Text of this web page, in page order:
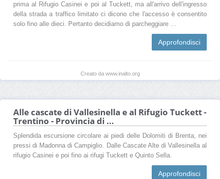
prima al Rifugio Casinei e poi al Tuckett, ma all'arrivo dell'ingresso
della strada a traffico limitato ci dicono che l'accesso è consentito
solo fino alle dieci. Pertanto decidiamo di parcheggiare ...
Approfondisci
Creato da www.inalto.org
Alle cascate di Vallesinella e al Rifugio Tuckett -
Trentino - Provincia di ...
Splendida escursione circolare ai piedi delle Dolomiti di Brenta, nei
pressi di Madonna di Campiglio. Dalle Cascate Alte di Vallesinella al
rifugio Casinei e poi fino ai rifugi Tuckett e Quinto Sella.
Approfondisci